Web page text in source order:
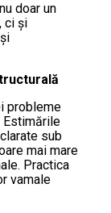
doar un
ci și
probleme
Estimările
sub
mai mare
Practica
vamale